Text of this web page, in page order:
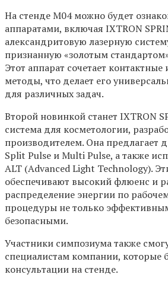
На стенде М04 можно будет
аппаратами, включая IXTRON
александритовую лазерную
признанную «золотым
Этот аппарат сочетает
методы, что делает его
для различных задач.
Второй новинкой станет IXTRON
система для косметологии,
производителем. Она предлагает
Split Pulse и Multi Pulse, а также
ALT (Advanced Light Technology).
обеспечивают высокий флюенс и
распределение энергии по
процедуры не только
безопасными.
Участники симпозиума также
специалистам компании, которые
консультации на стенде.